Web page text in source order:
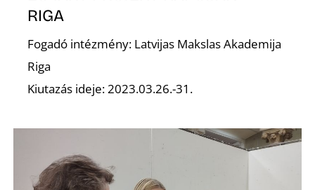
RIGA
Fogadó intézmény: Latvijas Makslas Akademija
Riga
Kiutazás ideje: 2023.03.26.-31.